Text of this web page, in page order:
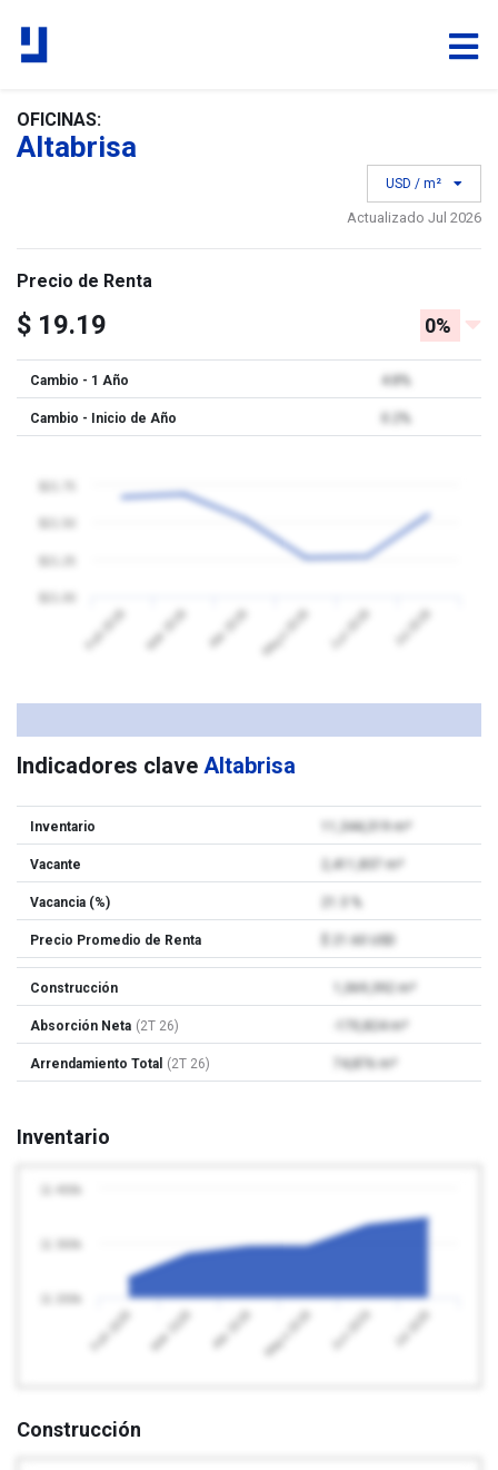
OFICINAS:
Altabrisa
USD / m²
Actualizado Jul 2026
Precio de Renta
$ 19.19 0%
Cambio - 1 Año 4.8%
Cambio - Inicio de Año
Feb 2026 Mar 2026 Abr 2026 Mayo 2026 Jun 2026 Jul 2026
Indicadores clave Altabrisa
Inventario 11,344,319 m²
Vacante
Vacancia (%)
Precio Promedio de Renta
Construcción
Absorción Neta (2T 26)
Arrendamiento Total (2T 26)
Inventario
Feb 2026 Mar 2026 Abr 2026 Mayo 2026 Jun 2026 Jul 2026
Construcción